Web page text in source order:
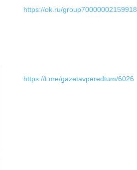
https://ok.ru/group70000002159918
https://t.me/gazetavperedtum/6026